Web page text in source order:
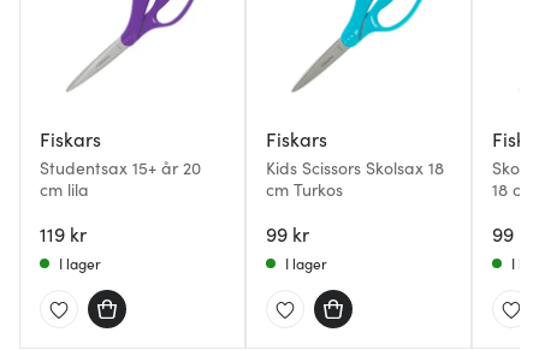
Fiskars
Studentsax 15+ år 20
cm lila
119 kr
I lager
Fiskars
Kids Scissors Skolsax 18
cm Turkos
99 kr
I lager
18
99 kr
I